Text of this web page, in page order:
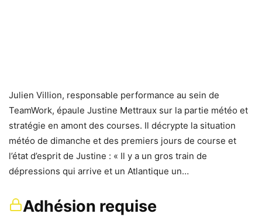
Julien Villion, responsable performance au sein de
TeamWork, épaule Justine Mettraux sur la partie météo et
stratégie en amont des courses. Il décrypte la situation
météo de dimanche et des premiers jours de course et
l’état d’esprit de Justine : « Il y a un gros train de
dépressions qui arrive et un Atlantique un…
Adhésion requise